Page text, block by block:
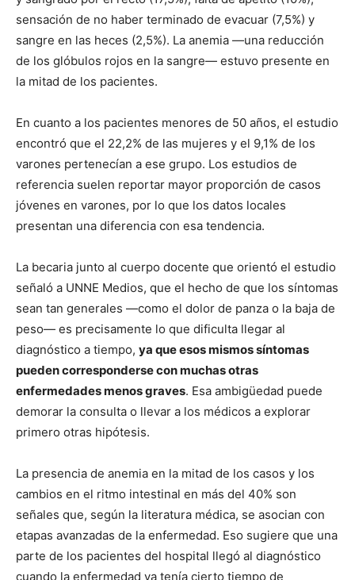
sensación de no haber terminado de evacuar (7,5%) y
sangre en las heces (2,5%). La anemia —una reducción
de los glóbulos rojos en la sangre— estuvo presente en
la mitad de los pacientes.
En cuanto a los pacientes menores de 50 años, el estudio
encontró que el 22,2% de las mujeres y el 9,1% de los
varones pertenecían a ese grupo. Los estudios de
referencia suelen reportar mayor proporción de casos
jóvenes en varones, por lo que los datos locales
presentan una diferencia con esa tendencia.
La becaria junto al cuerpo docente que orientó el estudio
señaló a UNNE Medios, que el hecho de que los síntomas
sean tan generales —como el dolor de panza o la baja de
peso— es precisamente lo que dificulta llegar al
diagnóstico a tiempo, ya que esos mismos síntomas
pueden corresponderse con muchas otras
enfermedades menos graves. Esa ambigüedad puede
demorar la consulta o llevar a los médicos a explorar
primero otras hipótesis.
La presencia de anemia en la mitad de los casos y los
cambios en el ritmo intestinal en más del 40% son
señales que, según la literatura médica, se asocian con
etapas avanzadas de la enfermedad. Eso sugiere que una
parte de los pacientes del hospital llegó al diagnóstico
cuando la enfermedad ya tenía cierto tiempo de